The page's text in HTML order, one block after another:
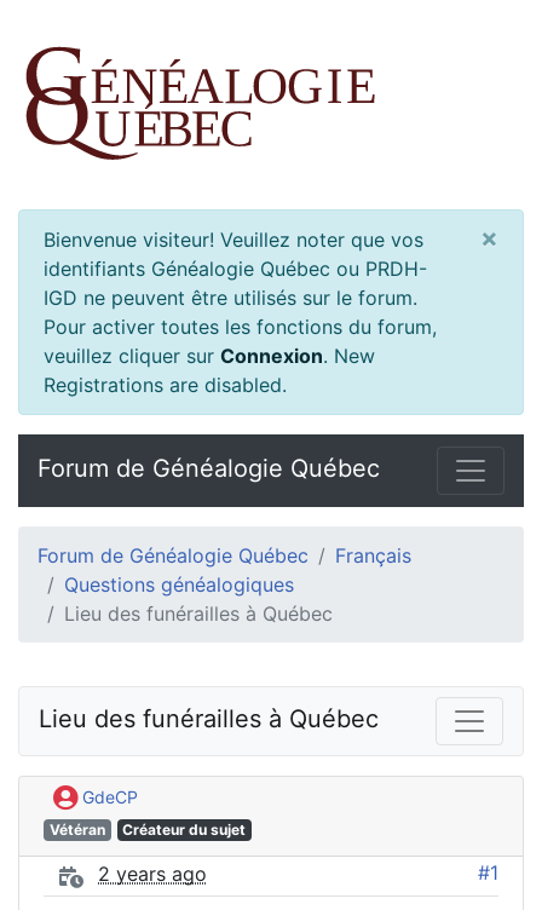
Bienvenue visiteur! Veuillez noter que vos
identifiants Généalogie Québec ou PRDH-
IGD ne peuvent être utilisés sur le forum.
Pour activer toutes les fonctions du forum,
veuillez cliquer sur Connexion. New
Registrations are disabled.
×
Forum de Généalogie Québec
Forum de Généalogie Québec
Français
Questions généalogiques
Lieu des funérailles à Québec
Lieu des funérailles à Québec
GdeCP
Vétéran Créateur du sujet
2 years ago #1